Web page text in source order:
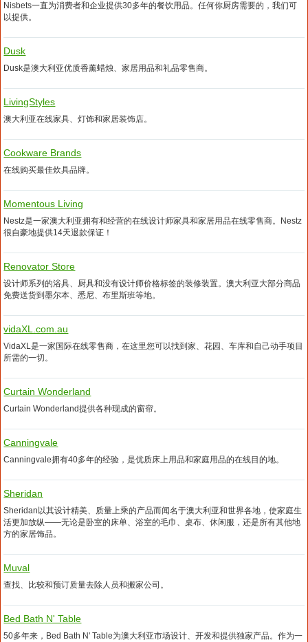
Nisbets一直为消费者和企业提供30多年的餐饮用品。任何你厨房需要的，我们可
以提供。
Dusk
Dusk是澳大利亚优质香薰蜡烛、家居用品和礼品零售商。
LivingStyles
澳大利亚在线家具、灯饰和家居装饰店。
Cookware Brands
在线购买最佳炊具品牌。
Momentous Living
Nestz是一家澳大利亚拥有和经营的在线设计师家具和家居用品在线零售商。Nestz
很自豪地提供14天退款保证！
Renovator Store
设计师系列的浴具、厨具和没有设计师价格标签的装修装置。澳大利亚大部分商品
免费送货到墨尔本、悉尼、布里斯班等地。
vidaXL.com.au
VidaXL是一家国际在线零售商，在这里您可以找到家、花园、车库和自己动手项目
所需的一切。
Curtain Wonderland
Curtain Wonderland提供各种现成的窗帘。
Canningvale
Canningvale拥有40多年的经验，是优质床上用品和家庭用品的在线目的地。
Sheridan
Sheridan以其设计精美、质量上乘的产品而闻名于澳大利亚和世界各地，使家庭生
活更加放纵——无论是卧室的床单、浴室的毛巾、桌布、休闲服，还是所有其他地
方的家居饰品。
Muval
查找、比较和预订质量去除人员和搬家公司。
Bed Bath N' Table
50多年来，Bed Bath N' Table为澳大利亚市场设计、开发和提供独家产品。作为一